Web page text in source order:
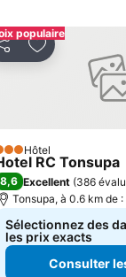
populaire
Ajouter à
Étoiles
Hôtel
RC Tonsupa
8,6 Excellent (386
Tonsupa, à 0.6 km de
Sélectionnez des
les prix exacts
Consulter